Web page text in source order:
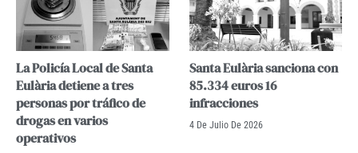
La Policía Local de Santa
Eulària detiene a tres
personas por tráfico de
drogas en varios
operativos
Santa Eulària sanciona con
85.334 euros 16
infracciones
4 De Julio De 2026